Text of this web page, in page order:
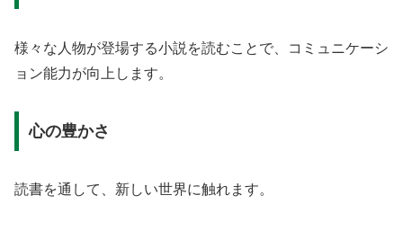
様々な人物が登場する小説を読むことで、コミュニケーシ
ョン能力が向上します。
心の豊かさ
読書を通して、新しい世界に触れます。